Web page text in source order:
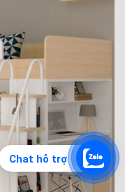
Chat hỗ trợ